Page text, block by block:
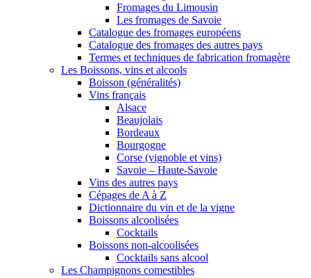
Fromages du Limousin
Les fromages de Savoie
Catalogue des fromages européens
Catalogue des fromages des autres pays
Termes et techniques de fabrication fromagère
Les Boissons, vins et alcools
Boisson (généralités)
Vins français
Alsace
Beaujolais
Bordeaux
Bourgogne
Corse (vignoble et vins)
Savoie – Haute-Savoie
Vins des autres pays
Cépages de A à Z
Dictionnaire du vin et de la vigne
Boissons alcoolisées
Cocktails
Boissons non-alcoolisées
Cocktails sans alcool
Les Champignons comestibles